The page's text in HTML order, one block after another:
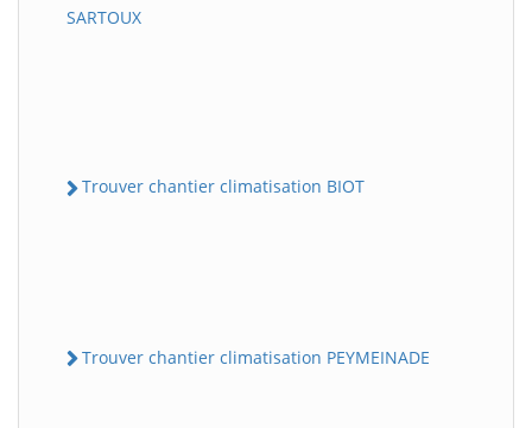
SARTOUX
Trouver chantier climatisation BIOT
Trouver chantier climatisation PEYMEINADE